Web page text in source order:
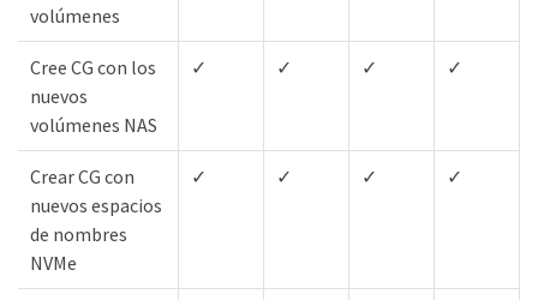
volúmenes
Cree CG con los
nuevos
volúmenes NAS
✓ ✓ ✓ ✓
Crear CG con
nuevos espacios
de nombres
NVMe
✓ ✓ ✓ ✓